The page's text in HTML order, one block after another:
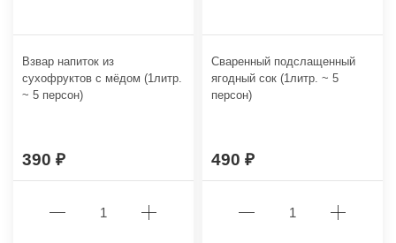
Взвар напиток из
сухофруктов с мёдом (1литр.
~ 5 персон)
390
Сваренный подслащенный
ягодный сок (1литр. ~ 5
персон)
490